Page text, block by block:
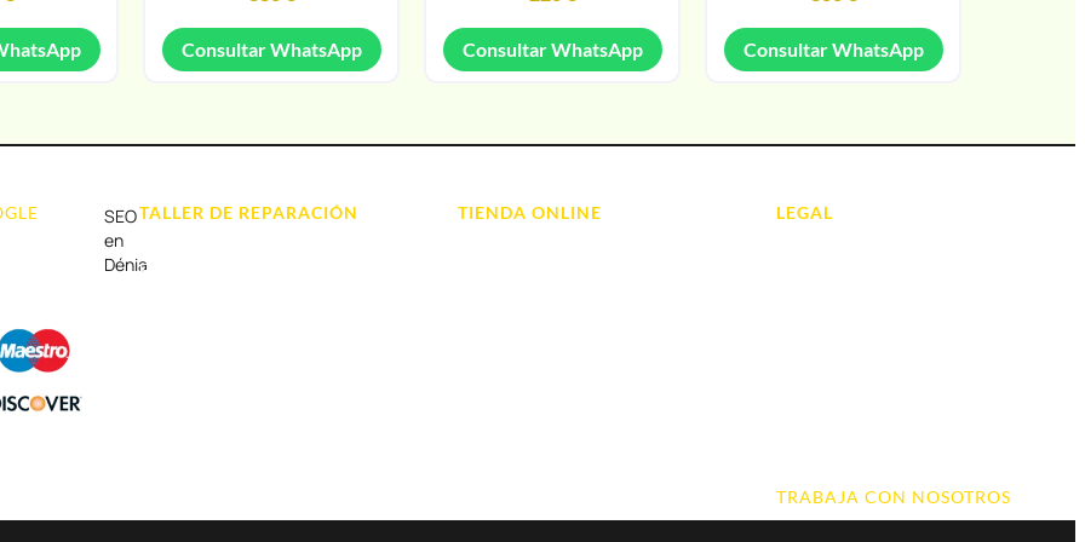
Consultar WhatsApp Consultar WhatsApp Consultar WhatsApp
SEO
en
Dénia
TALLER DE REPARACIÓN
Reparación de Tablets
TIENDA ONLINE LEGAL
TRABAJA CON NOSOTROS